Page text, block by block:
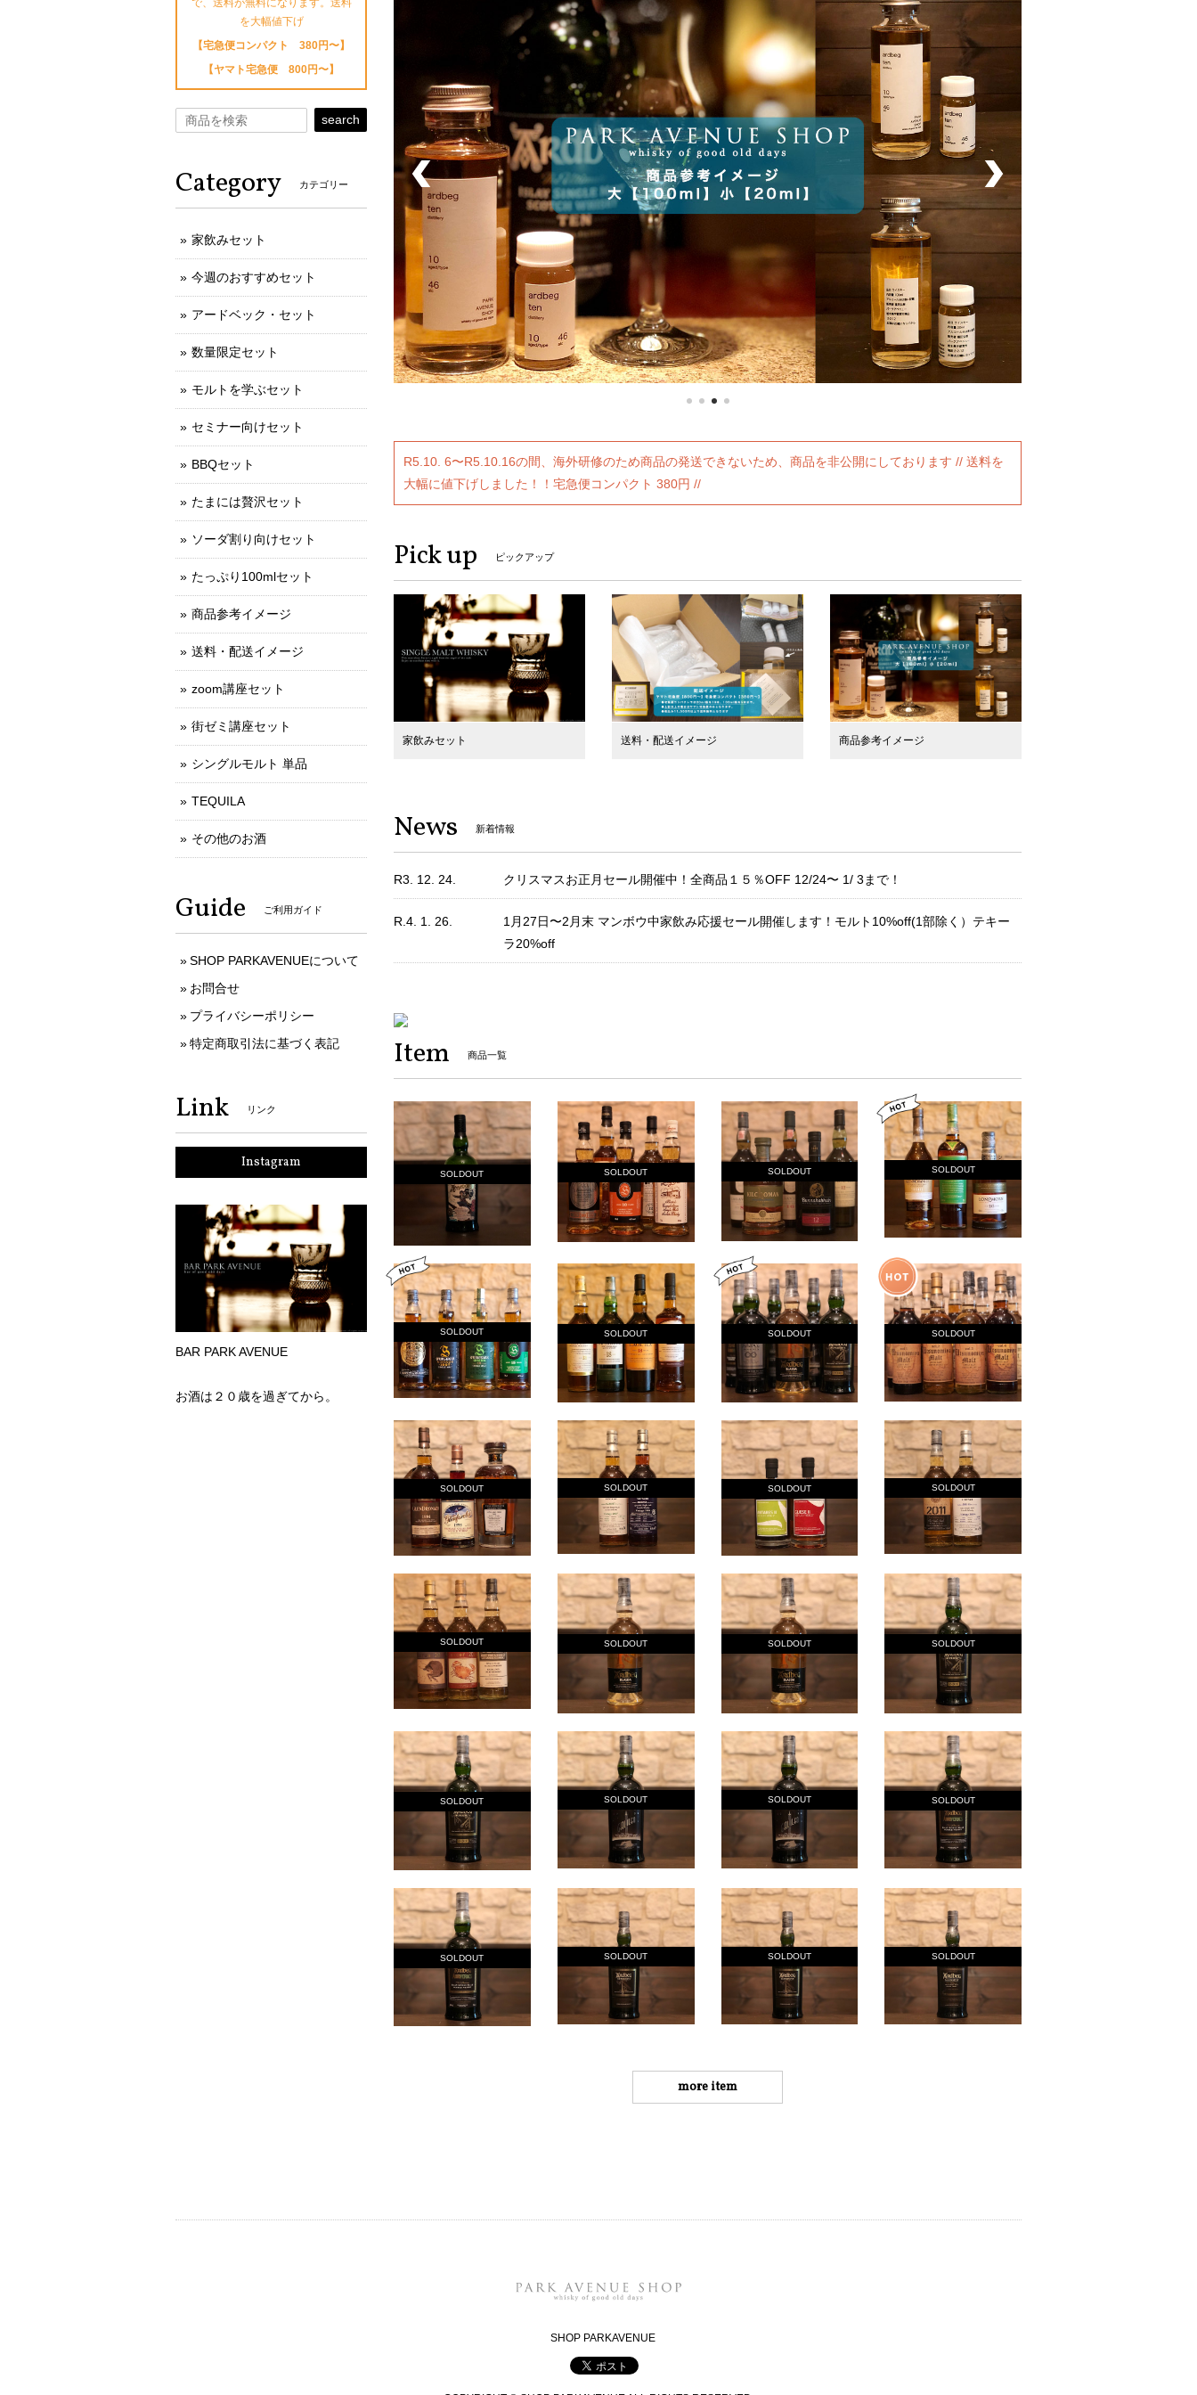
R5.10. 6〜R5.10.16の間、海外研修のため商品の発送できないため、商品を非公開にしております // 送料を
大幅に値下げしました！！宅急便コンパクト 380円 //
Pick up ピックアップ
家飲みセット 送料・配送イメージ 商品参考イメージ
News 新着情報
R3. 12. 24. クリスマスお正月セール開催中！全商品１５％OFF 12/24〜 1/ 3まで！
R.4. 1. 26.
1月27日〜2月末 マンボウ中家飲み応援セール開催します！モルト10%off(1部除く）テキー
ラ20%off
Item 商品一覧
SOLDOUT SOLDOUT SOLDOUT SOLDOUT
SOLDOUT SOLDOUT SOLDOUT SOLDOUT
SOLDOUT SOLDOUT SOLDOUT SOLDOUT
SOLDOUT SOLDOUT SOLDOUT SOLDOUT
SOLDOUT SOLDOUT SOLDOUT SOLDOUT
SOLDOUT SOLDOUT SOLDOUT SOLDOUT
more item
で、送料が無料になります。送料
を大幅値下げ
【宅急便コンパクト 380円〜】
【ヤマト宅急便 800円〜】
search
Category カテゴリー
家飲みセット
今週のおすすめセット
アードベック・セット
数量限定セット
モルトを学ぶセット
セミナー向けセット
BBQセット
たまには贅沢セット
ソーダ割り向けセット
たっぷり100mlセット
商品参考イメージ
送料・配送イメージ
zoom講座セット
街ゼミ講座セット
シングルモルト 単品
TEQUILA
その他のお酒
Guide ご利用ガイド
SHOP PARKAVENUEについて
お問合せ
プライバシーポリシー
特定商取引法に基づく表記
Link リンク
Instagram
BAR PARK AVENUE
お酒は２０歳を過ぎてから。
SHOP PARKAVENUE